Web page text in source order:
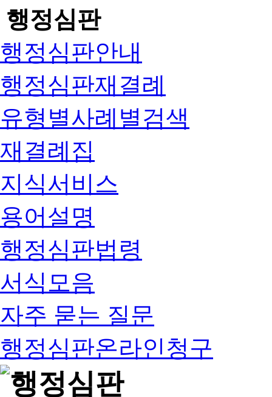
행정심판
행정심판안내
행정심판재결례
유형별사례별검색
재결례집
지식서비스
용어설명
행정심판법령
서식모음
자주 묻는 질문
행정심판온라인청구